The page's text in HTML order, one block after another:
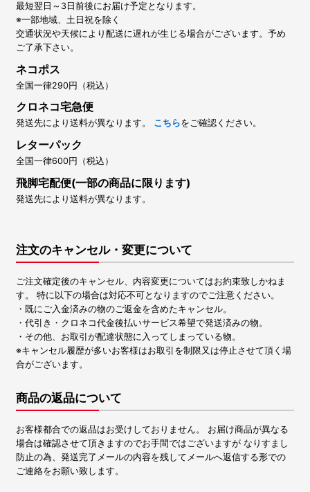
最短翌日～3日前後にお届け予定となります。
※一部地域、土日祝を除く
交通状況や天候により配送に遅れが生じる場合がございます。予め
ご了承下さい。
ネコポス
全国一律290円（税込）
クロネコ宅急便
発送先により送料が異なります。 こちらをご確認ください。
レターパック
全国一律600円（税込）
飛脚宅配便(一部の商品に限ります)
発送先により送料が異なります。
注文のキャンセル・変更について
ご注文確定後のキャンセル、内容変更についてはお約束致しかねま
す。 特に以下の場合は対応不可となりますのでご注意ください。
・既にご入金済みの物のご返金を含めたキャンセル。
・代引き・クロネコ代金後払いサービス希望で発送済みの物。
・その他、お取引が配達状態に入ってしまっている物。
※キャンセル履歴が多いお客様はお取引を制限又は停止させて頂く場
合がございます。
商品の返品について
お客様都合での返品はお受けしておりません。 お届け商品が異なる
場合は確認させて頂きますのでお手間ではございますが なりすまし
防止の為、発送完了メールの内容を残してメールへ返信する形での
ご連絡をお願い致します。